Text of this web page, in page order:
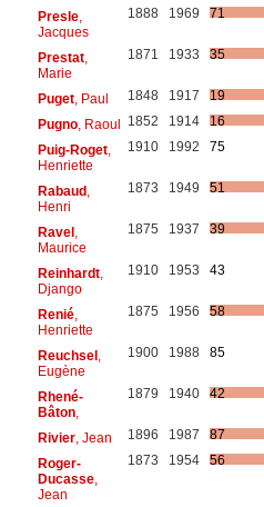
Presle,
Jacques
1888 1969 71
Prestat,
Marie
1871 1933 35
Puget, Paul 1848 1917
19
Pugno, Raoul 1852 1914
16
Puig-Roget,
Henriette
1910 1992 75
Rabaud,
Henri
1873 1949 51
Ravel,
Maurice
1875 1937 39
Reinhardt,
Django
1910 1953 43
Renié,
Henriette
1875 1956 58
Reuchsel,
Eugène
1900 1988 85
Rhené-
Bâton,
1879 1940 42
Rivier, Jean 1896 1987
87
Roger-
Ducasse,
Jean
1873 1954 56